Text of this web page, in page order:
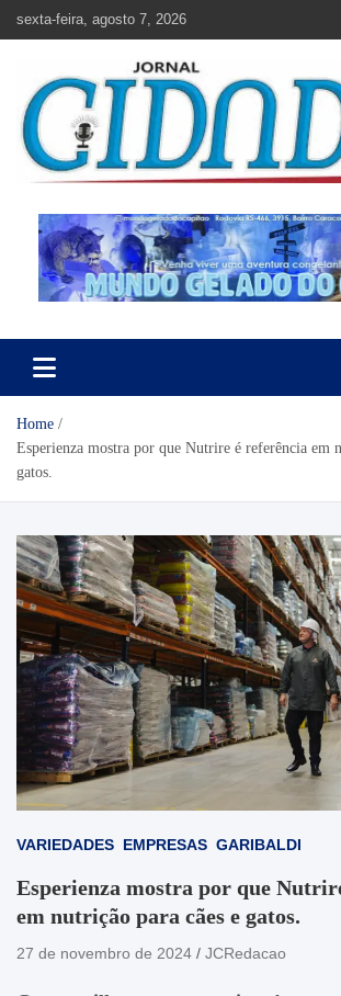
sexta-feira, agosto 7, 2026
Jornal Cidades da
Home
Esperienza mostra por que Nutrire é referência em
gatos.
VARIEDADES EMPRESAS GARIBALDI
Esperienza mostra por que
em nutrição para cães e gatos.
27 de novembro de 2024 JCRedacao